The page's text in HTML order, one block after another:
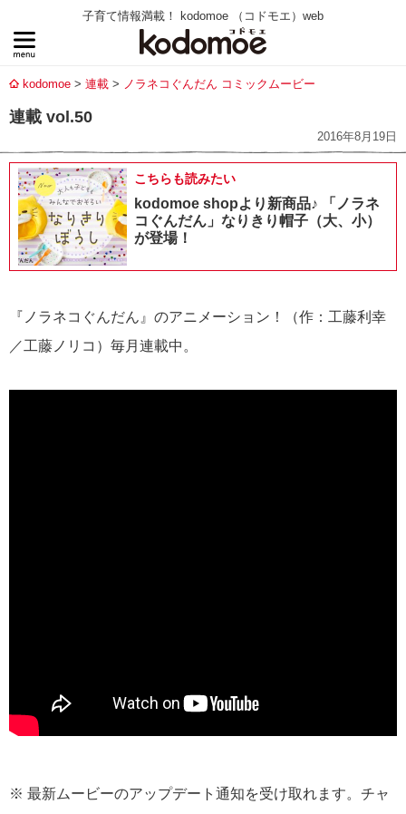
子育て情報満載！ kodomoe （コドモエ）web
kodomoe 連載 ノラネコぐんだん コミックムービー
連載 vol.50
2016年8月19日
こちらも読みたい
kodomoe shopより新商品♪ 「ノラネ
コぐんだん」なりきり帽子（大、小）
が登場！
『ノラネコぐんだん』のアニメーション！（作：工藤利幸
／工藤ノリコ）毎月連載中。
※ 最新ムービーのアップデート通知を受け取れます。チャ